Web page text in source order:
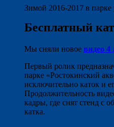
Зимой 2016-2017 в парке
Бесплатный
Мы сняли новое видео 4
Первый ролик
парке «Ростокинский
исключительно каток и
Продолжительность
кадры, где снят стенд с
катка.